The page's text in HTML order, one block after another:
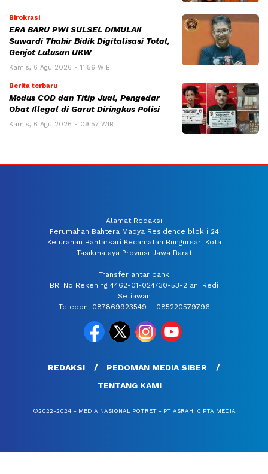
Birokrasi
ERA BARU PWI SULSEL DIMULAI!
Suwardi Thahir Bidik Digitalisasi Total,
Genjot Lulusan UKW
Kamis, 6 Agu 2026 - 11:56 WIB
Berita terbaru
Modus COD dan Titip Jual, Pengedar
Obat Illegal di Garut Diringkus Polisi
Kamis, 6 Agu 2026 - 09:57 WIB
Alamat Redaksi
Perumahan Bahtera Madya Residence blok i 24
Kelurahan Bantarsari Kecamatan Bungursari Kota
Tasikmalaya Provinsi Jawa Barat
Transfer antar bank
BRI No Rekening 4462-01-024730-53-2 an. Redi
Setiawan
Telepon: 087869923549 – 085220579796
REDAKSI
PEDOMAN MEDIA SIBER
TENTANG KAMI
©2022-2024 - MEDIA NASIONAL POTRET - PT ASRAHI CIPTA MEDIA